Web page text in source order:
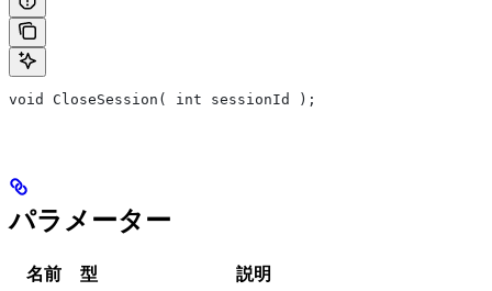
void CloseSession( int sessionId );
パラメーター
名前 型
説明